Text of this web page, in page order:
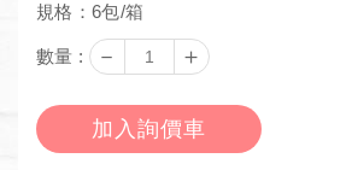
規格：6包/箱
數量 : － ＋
加入詢價車